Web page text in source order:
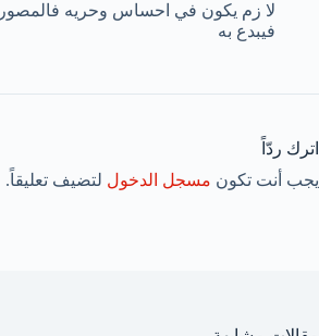
ﻻ ﺯﻡ ﻳﻜﻮﻥ ﻓﻲ ﺍﺣﺴﺎﺱ ﻭﺣﺮﻳﻪ ﻓﺎﻟﻤﺼﻮﺭ
ﻓﻴﺒﺪﻉ ﺑﻪ
اترك ردّاً
يجب أنت تكون مسجل الدخول لتضيف تعليقاً.